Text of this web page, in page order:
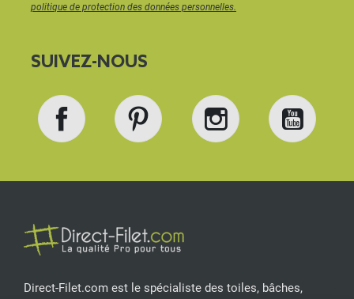
politique de protection des données personnelles.
SUIVEZ-NOUS
Direct-Filet.com est le spécialiste des toiles, bâches,